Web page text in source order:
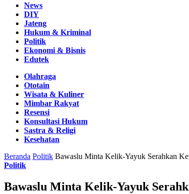
News
DIY
Jateng
Hukum & Kriminal
Politik
Ekonomi & Bisnis
Edutek
Olahraga
Ototain
Wisata & Kuliner
Mimbar Rakyat
Resensi
Konsultasi Hukum
Sastra & Religi
Kesehatan
Beranda Politik Bawaslu Minta Kelik-Yayuk Serahkan
Politik
Bawaslu Minta Kelik-Yayuk